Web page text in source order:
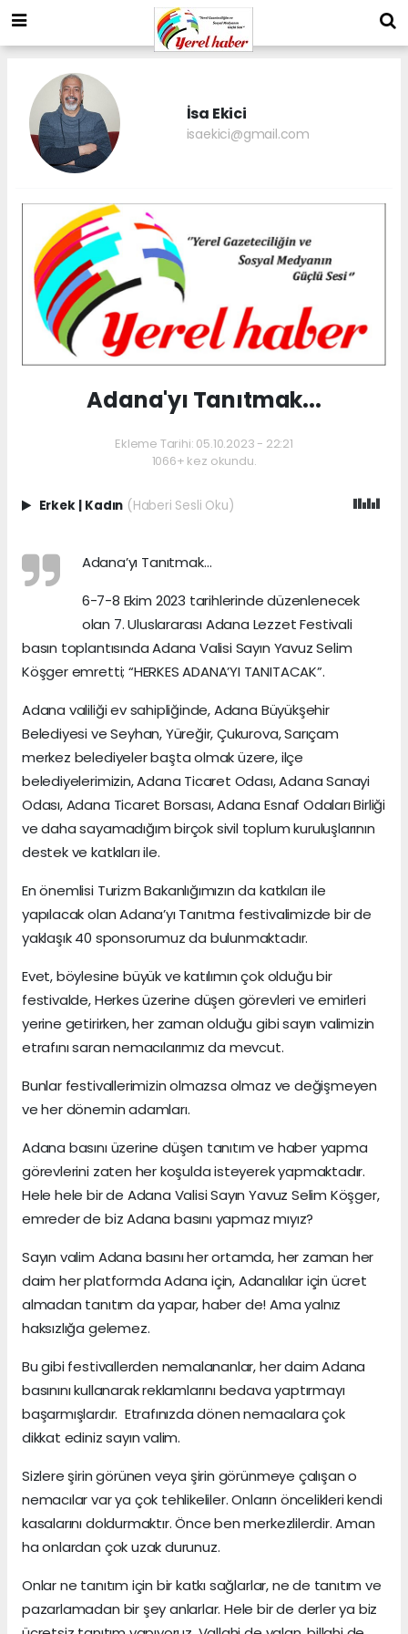
İsa Ekici
isaekici@gmail.com
Adana'yı Tanıtmak...
Ekleme Tarihi: 05.10.2023 - 22:21
1066+ kez okundu.
Erkek | Kadın (Haberi Sesli Oku)
Adana’yı Tanıtmak…
6-7-8 Ekim 2023 tarihlerinde düzenlenecek
olan 7. Uluslararası Adana Lezzet Festivali
basın toplantısında Adana Valisi Sayın Yavuz Selim
Köşger emretti; “HERKES ADANA’YI TANITACAK”.
Adana valiliği ev sahipliğinde, Adana Büyükşehir
Belediyesi ve Seyhan, Yüreğir, Çukurova, Sarıçam
merkez belediyeler başta olmak üzere, ilçe
belediyelerimizin, Adana Ticaret Odası, Adana Sanayi
Odası, Adana Ticaret Borsası, Adana Esnaf Odaları Birliği
ve daha sayamadığım birçok sivil toplum kuruluşlarının
destek ve katkıları ile.
En önemlisi Turizm Bakanlığımızın da katkıları ile
yapılacak olan Adana’yı Tanıtma festivalimizde bir de
yaklaşık 40 sponsorumuz da bulunmaktadır.
Evet, böylesine büyük ve katılımın çok olduğu bir
festivalde, Herkes üzerine düşen görevleri ve emirleri
yerine getirirken, her zaman olduğu gibi sayın valimizin
etrafını saran nemacılarımız da mevcut.
Bunlar festivallerimizin olmazsa olmaz ve değişmeyen
ve her dönemin adamları.
Adana basını üzerine düşen tanıtım ve haber yapma
görevlerini zaten her koşulda isteyerek yapmaktadır.
Hele hele bir de Adana Valisi Sayın Yavuz Selim Köşger,
emreder de biz Adana basını yapmaz mıyız?
Sayın valim Adana basını her ortamda, her zaman her
daim her platformda Adana için, Adanalılar için ücret
almadan tanıtım da yapar, haber de! Ama yalnız
haksızlığa gelemez.
Bu gibi festivallerden nemalananlar, her daim Adana
basınını kullanarak reklamlarını bedava yaptırmayı
başarmışlardır. Etrafınızda dönen nemacılara çok
dikkat ediniz sayın valim.
Sizlere şirin görünen veya şirin görünmeye çalışan o
nemacılar var ya çok tehlikeliler. Onların öncelikleri kendi
kasalarını doldurmaktır. Önce ben merkezlilerdir. Aman
ha onlardan çok uzak durunuz.
Onlar ne tanıtım için bir katkı sağlarlar, ne de tanıtım ve
pazarlamadan bir şey anlarlar. Hele bir de derler ya biz